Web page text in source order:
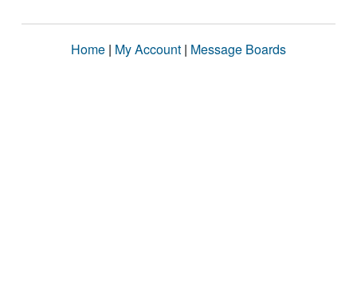
Home | My Account | Message Boards